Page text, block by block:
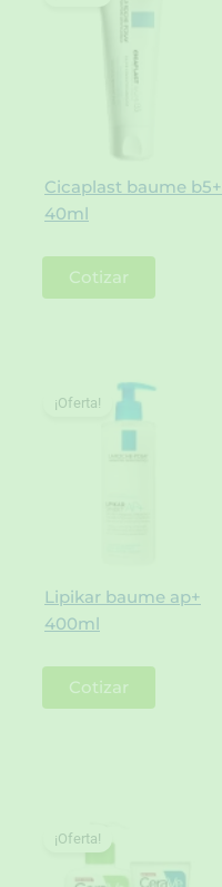
Cicaplast baume b5+
40ml
Cotizar
Lipikar baume ap+
400ml
¡Oferta!
Cotizar
¡Oferta!